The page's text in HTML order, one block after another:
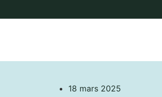
18 mars 2025